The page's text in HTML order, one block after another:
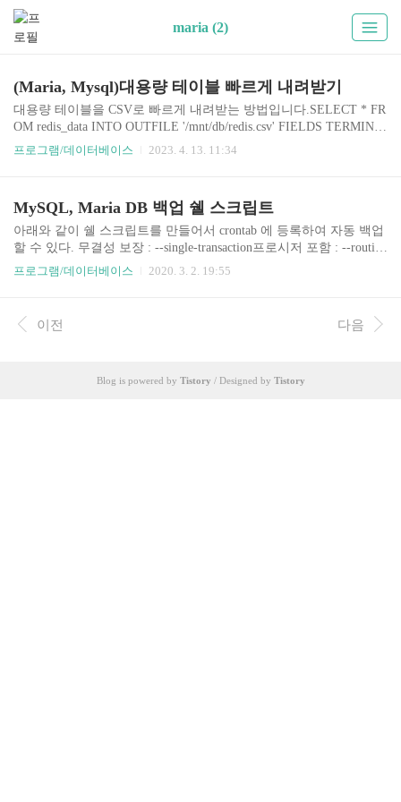
maria (2)
(Maria, Mysql)대용량 테이블 빠르게 내려받기
대용량 테이블을 CSV로 빠르게 내려받는 방법입니다.SELECT * FR
OM redis_data INTO OUTFILE '/mnt/db/redis.csv' FIELDS TERMINA
TED BY ',' OPTIONALLY ENCLOSED BY '"' LINES TERMINATED
v; MySQL, Maria DB 백업 쉘 스크립트아래와 같이 쉘 스크립트를
만들어서 crontab 에 등록하여 자동 백업할 수 있다. 무결..
프로그램/데이터베이스 2023. 4. 13. 11:34
MySQL, Maria DB 백업 쉘 스크립트
아래와 같이 쉘 스크립트를 만들어서 crontab 에 등록하여 자동 백업
할 수 있다. 무결성 보장 : --single-transaction프로시저 포함 : --routine
s한글지원 : default-character-set=utf8#!/bin/sh## yyyymmdd_hhmm for
H}/${DATE}/${TIME}#/bin/mv ${PATH}*.sql "/media/vf-db/Seagate B
ackup Plus Drive/DB백업"cd ${PATH}/bin/mkdir ${DATE}/usr/bin/mys
프로그램/데이터베이스 2020. 3. 2. 19:55
이전 다음
Blog is powered by Tistory / Designed by Tistory